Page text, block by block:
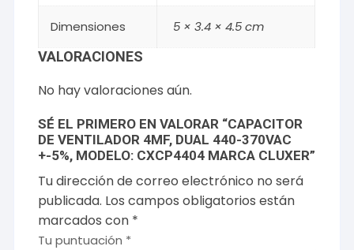
Dimensiones
5 × 3.4 × 4.5 cm
VALORACIONES
No hay valoraciones aún.
SÉ EL PRIMERO EN VALORAR “CAPACITOR
DE VENTILADOR 4MF, DUAL 440-370VAC
+-5%, MODELO: CXCP4404 MARCA CLUXER”
Tu dirección de correo electrónico no será
publicada. Los campos obligatorios están
marcados con *
Tu puntuación *